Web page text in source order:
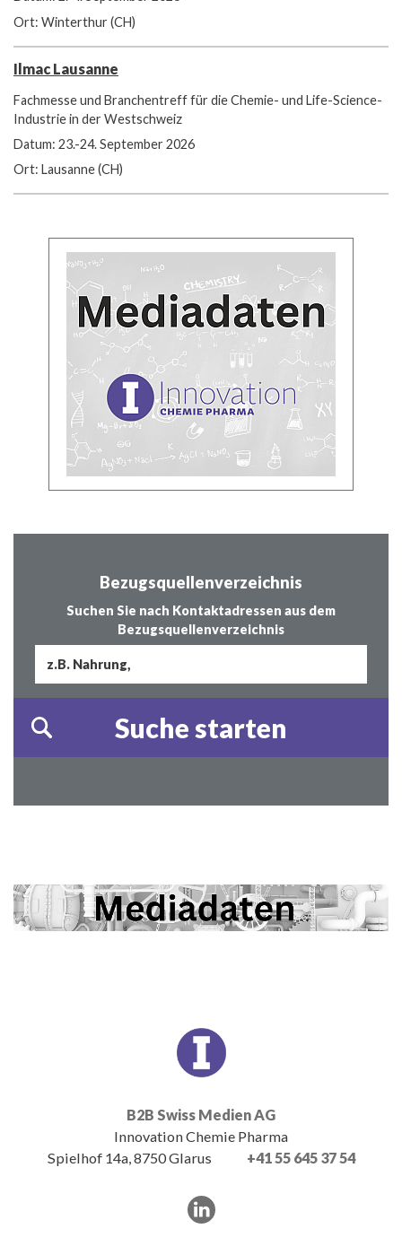
Ort: Winterthur (CH)
Ilmac Lausanne
Fachmesse und Branchentreff für die Chemie- und Life-Science-
Industrie in der Westschweiz
Datum: 23.-24. September 2026
Ort: Lausanne (CH)
Bezugsquellenverzeichnis
Suchen Sie nach Kontaktadressen aus dem
Bezugsquellenverzeichnis
B2B Swiss Medien AG
Innovation Chemie Pharma
Spielhof 14a, 8750 Glarus
+41 55 645 37 54